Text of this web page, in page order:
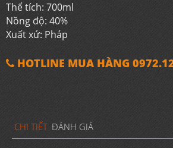
Thể tích: 700ml
Nồng độ: 40%
Xuất xứ: Pháp
HOTLINE MUA HÀNG
CHI TIẾT ĐÁNH GIÁ